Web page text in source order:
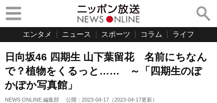
エンタメ ニュース スポーツ コラム ライフ
日向坂46 四期生 山下葉留花 名前にちなん
で？植物をくるっと…… ～「四期生のぽ
かぽか写真館」
NEWS ONLINE 編集部 公開： 2023-04-17 （2023-04-17更新）